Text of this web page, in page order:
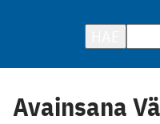
Avainsana